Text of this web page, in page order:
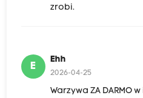
zrobi.
E
Ehh
2026-04-25
Warzywa ZA DARMO